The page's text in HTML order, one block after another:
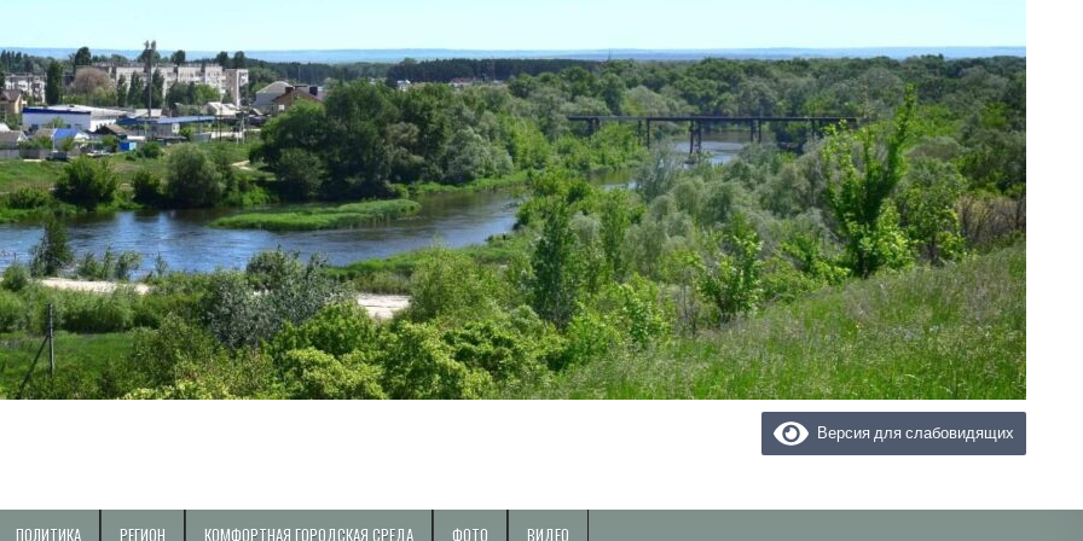
Версия для слабовидящих
ПОЛИТИКА РЕГИОН КОМФОРТНАЯ ГОРОДСКАЯ СРЕДА ФОТО ВИДЕО